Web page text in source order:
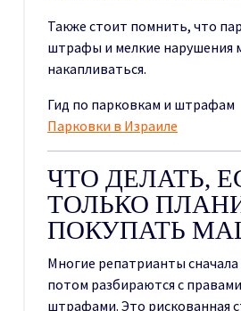
Также стоит помнить, что
штрафы и мелкие нарушения
накапливаться.
Гид по парковкам и штрафам
Парковки в Израиле
ЧТО ДЕЛАТЬ,
ТОЛЬКО
ПОКУПАТЬ
Многие репатрианты
потом разбираются с
штрафами. Это рискованная